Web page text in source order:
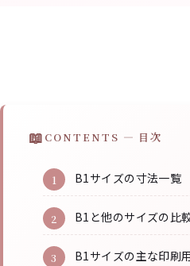
CONTENTS — 目次
B1サイズの寸法一覧
B1と他のサイズの比
B1サイズの主な印刷